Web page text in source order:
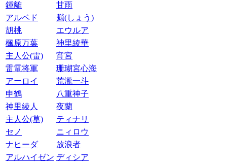
鍾離
甘雨
アルベド
魈(しょう)
胡桃
エウルア
楓原万葉
神里綾華
主人公(雷)
宵宮
雷電将軍
珊瑚宮心海
アーロイ
荒瀧一斗
申鶴
八重神子
神里綾人
夜蘭
主人公(草)
ティナリ
セノ
ニィロウ
ナヒーダ
放浪者
アルハイゼン ディシア